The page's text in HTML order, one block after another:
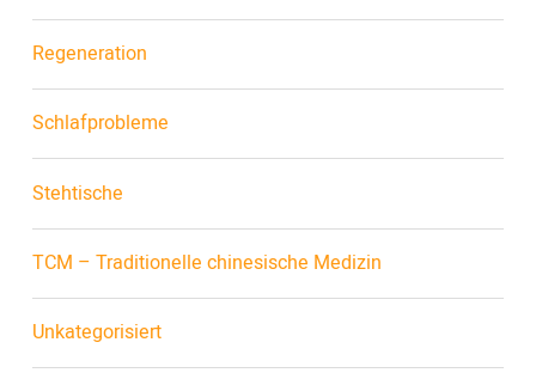
Regeneration
Schlafprobleme
Stehtische
TCM – Traditionelle chinesische Medizin
Unkategorisiert